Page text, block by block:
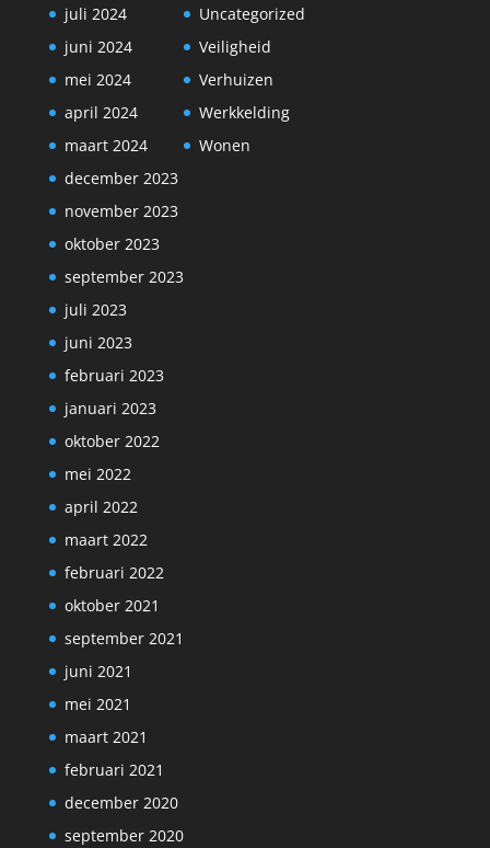
juli 2024
juni 2024
mei 2024
april 2024
maart 2024
december 2023
november 2023
oktober 2023
september 2023
juli 2023
juni 2023
februari 2023
januari 2023
oktober 2022
mei 2022
april 2022
maart 2022
februari 2022
oktober 2021
september 2021
juni 2021
mei 2021
maart 2021
februari 2021
december 2020
september 2020
Uncategorized
Veiligheid
Verhuizen
Werkkelding
Wonen